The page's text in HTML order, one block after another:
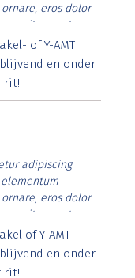
eros dolor
vitae erat.
rutrum lorem
posuere.
of Y-AMT
en onder
rit!
adipiscing
eros dolor
vitae erat.
rutrum lorem
posuere.
of Y-AMT
en onder
rit!